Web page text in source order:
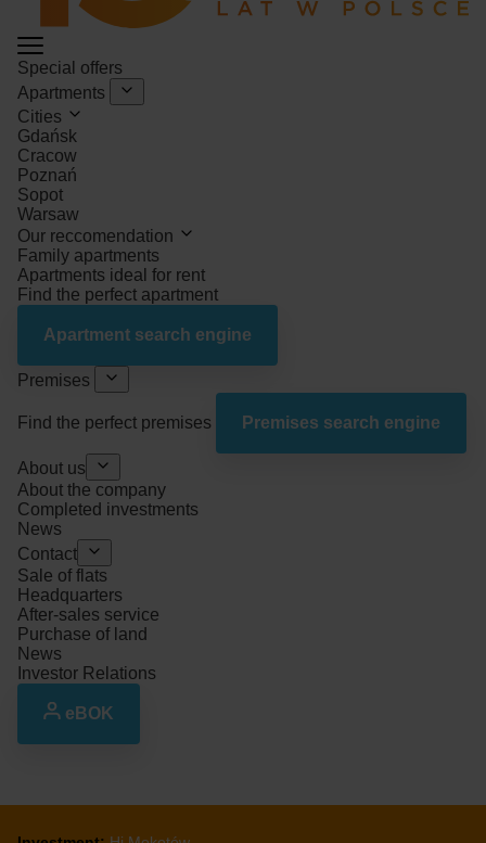
Special offers
Apartments
Cities
Gdańsk
Cracow
Poznań
Sopot
Warsaw
Our reccomendation
Family apartments
Apartments ideal for rent
Find the perfect apartment
Apartment search engine
Premises
Find the perfect premises Premises search engine
About us
About the company
Completed investments
News
Contact
Sale of flats
Headquarters
After-sales service
Purchase of land
News
Investor Relations
eBOK